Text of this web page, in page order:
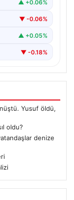
▲ +0.06%
▼ -0.06%
▲ +0.05%
▼ -0.18%
Yusuf öldü,
oldu?
denize